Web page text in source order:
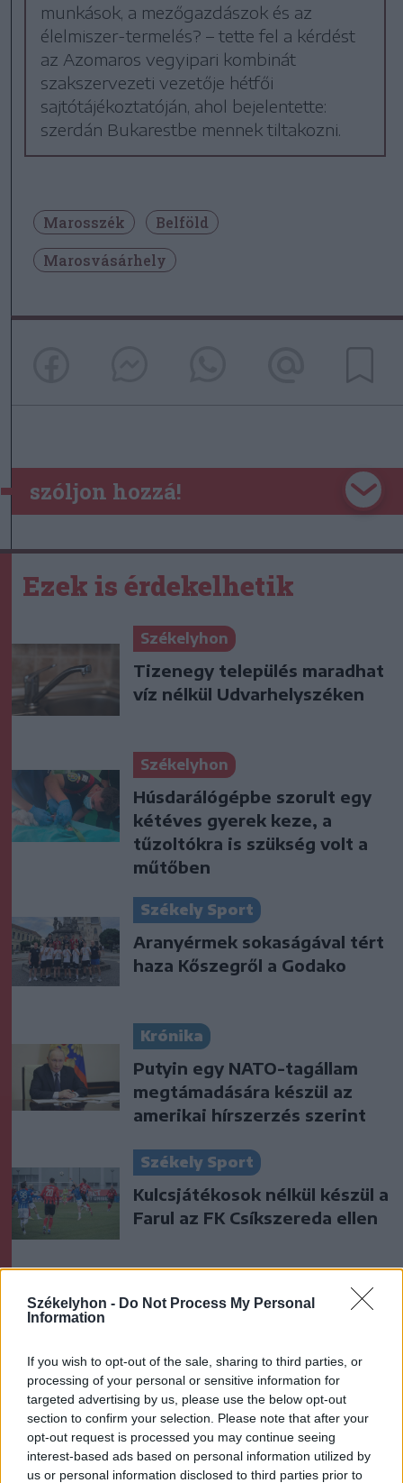
Székelyhon - Do Not Process My Personal
Information
If you wish to opt-out of the sale, sharing to third parties, or
processing of your personal or sensitive information for
targeted advertising by us, please use the below opt-out
section to confirm your selection. Please note that after your
opt-out request is processed you may continue seeing
interest-based ads based on personal information utilized by
us or personal information disclosed to third parties prior to
munkások, a mezőgazdászok és az
élelmiszer-termelés? – tette fel a kérdést
az Azomaros vegyipari kombinát
szakszervezeti vezetője hétfői
sajtótájékoztatóján, ahol bejelentette:
szerdán Bukarestbe mennek tiltakozni.
Marosszék
Belföld
Marosvásárhely
szóljon hozzá!
Ezek is érdekelhetik
Székelyhon
Tizenegy település maradhat
víz nélkül Udvarhelyszéken
Székelyhon
Húsdarálógépbe szorult egy
kétéves gyerek keze, a
tűzoltókra is szükség volt a
műtőben
Székely Sport
Aranyérmek sokaságával tért
haza Kőszegről a Godako
Krónika
Putyin egy NATO-tagállam
megtámadására készül az
amerikai hírszerzés szerint
Székely Sport
Kulcsjátékosok nélkül készül a
Farul az FK Csíkszereda ellen
epilepsziámmal